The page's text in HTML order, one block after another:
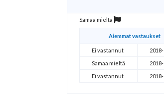
Samaa mieltä
Aiemmat vastaukset
Ei vastannut
Samaa mieltä
Ei vastannut